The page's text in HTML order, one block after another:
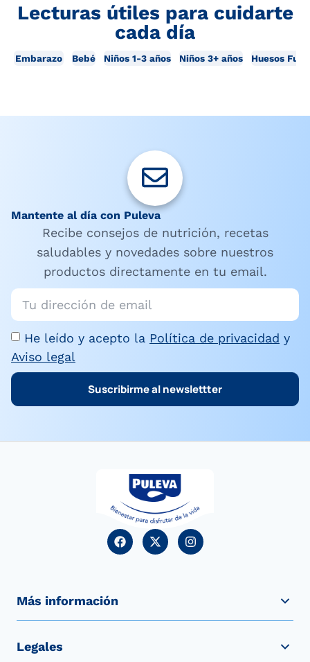
Lecturas útiles para cuidarte
cada día
Embarazo Bebé Niños 1-3 años Niños 3+ años Huesos
Mantente al día con Puleva
Recibe consejos de nutrición, recetas
saludables y novedades sobre nuestros
productos directamente en tu email.
He leído y acepto la Política de privacidad y
Aviso legal
Suscribirme al newslettter
Más información
Legales